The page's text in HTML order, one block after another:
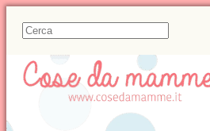
C
r
c